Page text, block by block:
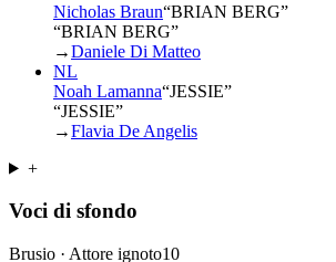
Nicholas Braun“BRIAN BERG”
“BRIAN BERG”
→Daniele Di Matteo
NL
Noah Lamanna“JESSIE”
“JESSIE”
→Flavia De Angelis
+
Voci di sfondo
Brusio · Attore ignoto10